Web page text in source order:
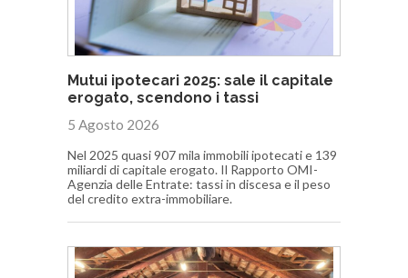
Mutui ipotecari 2025: sale il capitale
erogato, scendono i tassi
5 Agosto 2026
Nel 2025 quasi 907 mila immobili ipotecati e 139
miliardi di capitale erogato. Il Rapporto OMI-
Agenzia delle Entrate: tassi in discesa e il peso
del credito extra-immobiliare.